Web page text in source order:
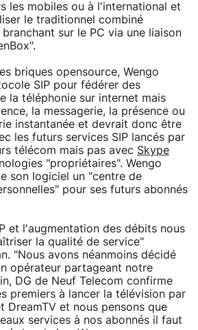
les mobiles ou à l'international et
le traditionnel combiné
sur le PC via une liaison
briques opensource, Wengo
SIP pour fédérer des
la téléphonie sur internet mais
la messagerie, la présence ou
instantanée et devrait donc être
les futurs services SIP lancés par
télécom mais pas avec Skype
"propriétaires". Wengo
son logiciel un "centre de
pour ses futurs abonnés
et l'augmentation des débits nous
la qualité de service"
"Nous avons néanmoins décidé
opérateur partageant notre
DG de Neuf Telecom confirme
premiers à lancer la télévision par
DreamTV et nous pensons que
services à nos abonnés il faut